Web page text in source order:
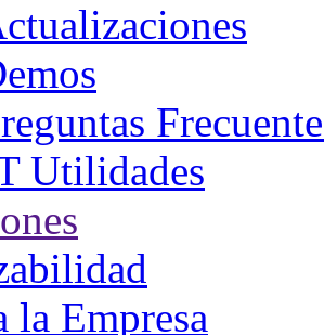
Utilidades
la Empresa